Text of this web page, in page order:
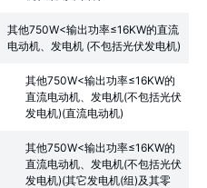
其他750W<输出功率≤16KW的直流
电动机、发电机 (不包括光伏发电机)
其他750W<输出功率≤16KW的
直流电动机、发电机(不包括光伏
发电机)(直流电动机)
其他750W<输出功率≤16KW的
直流电动机、发电机(不包括光伏
发电机)(其它发电机(组)及其零